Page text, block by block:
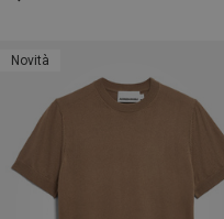
Novità